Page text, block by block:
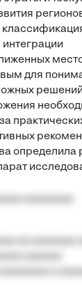
для
определила